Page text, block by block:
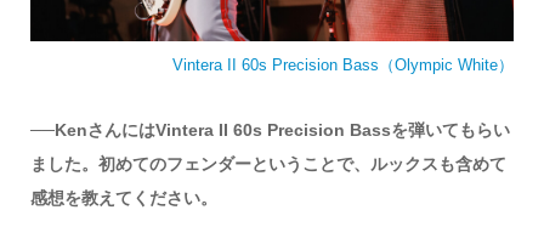
Vintera II 60s Precision Bass（Olympic White）
──KenさんにはVintera II 60s Precision Bassを弾いてもらい
ました。初めてのフェンダーということで、ルックスも含めて
感想を教えてください。